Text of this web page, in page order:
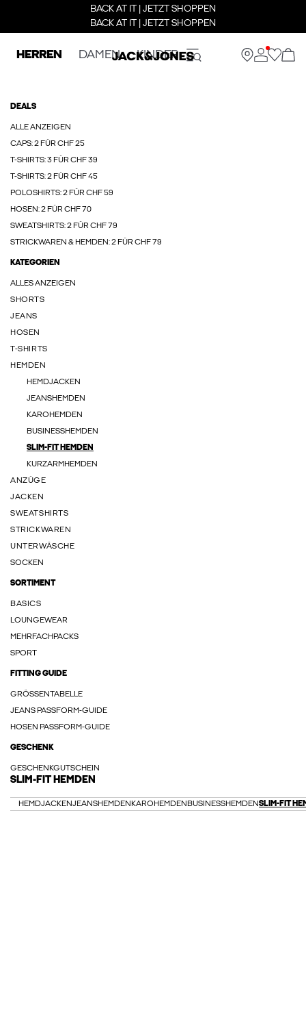
BACK AT IT | JETZT SHOPPEN
BACK AT IT | JETZT SHOPPEN
HERREN DAMEN KINDER
DEALS
ALLE ANZEIGEN
CAPS: 2 FÜR CHF 25
T-SHIRTS: 3 FÜR CHF 39
T-SHIRTS: 2 FÜR CHF 45
POLOSHIRTS: 2 FÜR CHF 59
HOSEN: 2 FÜR CHF 70
SWEATSHIRTS: 2 FÜR CHF 79
STRICKWAREN & HEMDEN: 2 FÜR CHF 79
KATEGORIEN
ALLES ANZEIGEN
SHORTS
JEANS
HOSEN
T-SHIRTS
HEMDEN
HEMDJACKEN
JEANSHEMDEN
KAROHEMDEN
BUSINESSHEMDEN
SLIM-FIT HEMDEN
KURZARMHEMDEN
ANZÜGE
JACKEN
SWEATSHIRTS
STRICKWAREN
UNTERWÄSCHE
SOCKEN
SORTIMENT
BASICS
LOUNGEWEAR
MEHRFACHPACKS
SPORT
FITTING GUIDE
GRÖSSENTABELLE
JEANS PASSFORM-GUIDE
HOSEN PASSFORM-GUIDE
GESCHENK
GESCHENKGUTSCHEIN
SLIM-FIT HEMDEN
HEMDJACKENJEANSHEMDEN KAROHEMDEN BUSINESSHEMDENSLIM-FIT